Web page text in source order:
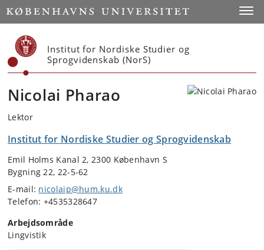
Start
Institut for Nordiske Studier og
Sprogvidenskab (NorS)
Nicolai Pharao
Lektor
Institut for Nordiske Studier og Sprogvidenskab
Emil Holms Kanal 2, 2300 København S
Bygning 22, 22-5-62
E-mail: nicolaip@hum.ku.dk
Telefon: +4535328647
Arbejdsområde
Lingvistik